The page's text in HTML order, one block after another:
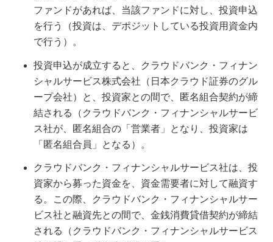
ファンドがあれば、当該ファンドに対し、投資申込
を行う（投資は、デポジットしている投資用資金内
で行う）。
投資申込が成立すると、クラウドバンク・フィナン
シャルサービス株式会社（日本クラウド証券のグル
ープ会社）と、投資家との間で、匿名組合契約が締
結される（クラウドバンク・フィナンシャルサービ
ス社が、匿名組合の「営業者」となり、投資家は
「匿名組合員」となる）。
クラウドバンク・フィナンシャルサービス社は、投
資家から募った資金を、資金需要者に対して融資す
る。この際、クラウドバンク・フィナンシャルサー
ビス社と融資先との間で、金銭消費貸借契約が締結
される（クラウドバンク・フィナンシャルサービス